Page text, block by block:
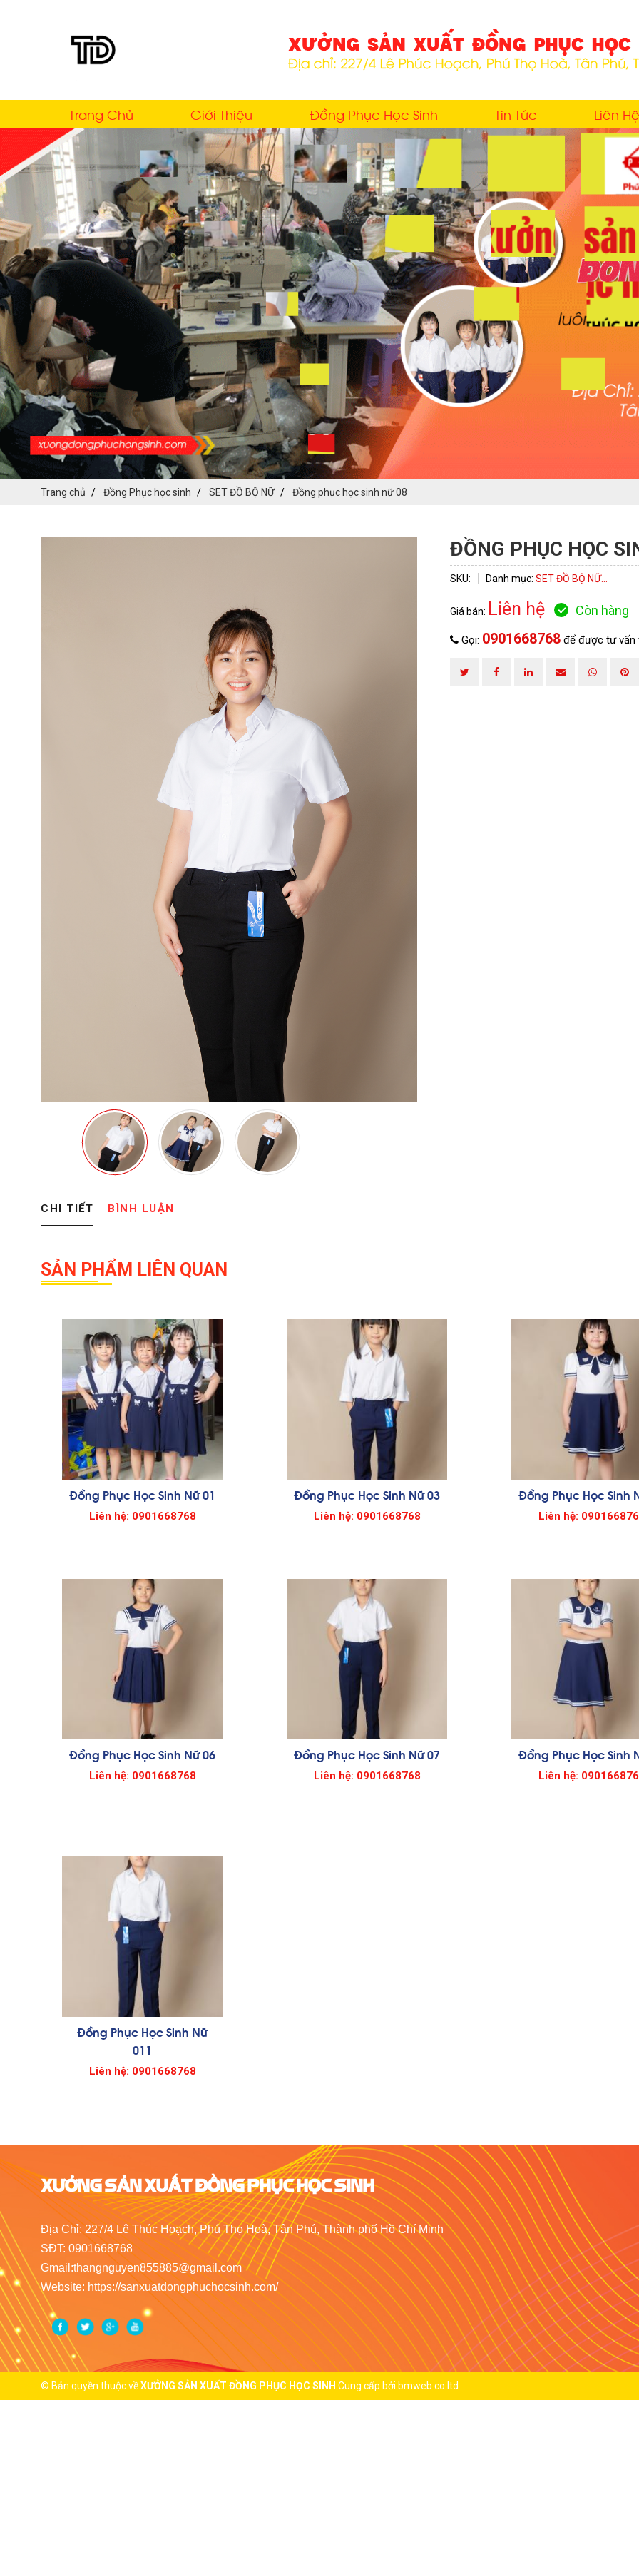
Trang Chủ Giới Thiệu Đồng Phục Học Sinh Tin Tức Liên Hệ
Trang chủ Đồng Phục học sinh SET ĐỒ BỘ NỮ Đồng phục học sinh nữ 08
ĐỒNG PHỤC HỌC
SKU: Danh mục:SET ĐỒ BỘ NỮ...
Giá bán: Liên hệ Còn hàng
Gọi: 0901668768 để được tư vấn
CHI TIẾT BÌNH LUẬN
SẢN PHẨM LIÊN QUAN
Đồng Phục Học Sinh Nữ 01
Liên hệ: 0901668768
Đồng Phục Học Sinh Nữ 03
Liên hệ: 0901668768
Đồng Phục Học Sinh
Liên hệ:
Đồng Phục Học Sinh Nữ 06
Liên hệ: 0901668768
Đồng Phục Học Sinh Nữ 07
Liên hệ: 0901668768
Đồng Phục Học Sinh
Liên hệ:
Đồng Phục Học Sinh Nữ
011
Liên hệ: 0901668768
XƯỞNG SẢN XUẤT ĐỒNG PHỤC HỌC SINH
Địa Chỉ: 227/4 Lê Thúc Hoạch, Phú Thọ Hoà, Tân Phú, Thành phố Hồ Chí Minh
SĐT: 0901668768
Gmail:thangnguyen855885@gmail.com
Website: https://sanxuatdongphuchocsinh.com/
© Bản quyền thuộc vềXƯỞNG SẢN XUẤT ĐỒNG PHỤC HỌC SINH Cung cấp bởi bmweb co.ltd
HOÀN THÀNH